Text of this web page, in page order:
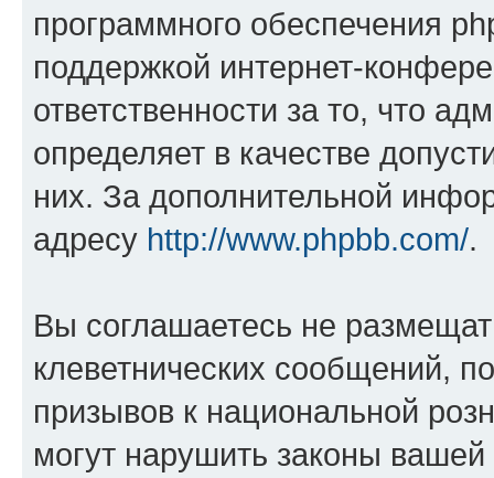
программного обеспечения
поддержкой интернет-
ответственности за то, что
определяет в качестве
них. За дополнительной
адресу http://www.phpbb.com/.
Вы соглашаетесь не
клеветнических сообщений,
призывов к национальной
могут нарушить законы